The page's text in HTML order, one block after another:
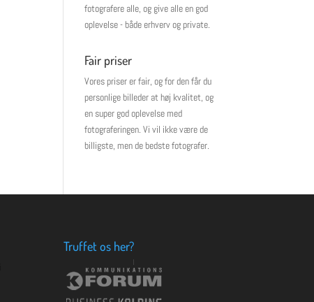
fotografere alle, og give alle en god
oplevelse - både erhverv og private.
Fair priser
Vores priser er fair, og for den får du
personlige billeder at høj kvalitet, og
en super god oplevelse med
fotograferingen. Vi vil ikke være de
billigste, men de bedste fotografer.
Truffet os her?